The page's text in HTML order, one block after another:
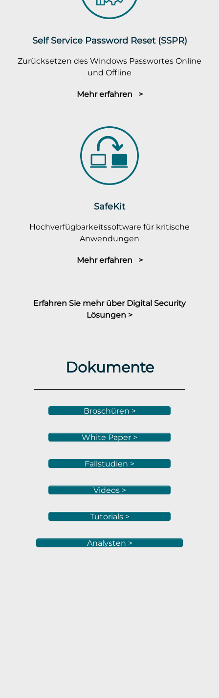
Self Service Password Reset (SSPR)
Zurücksetzen des Windows Passwortes Online
und Offline
Mehr erfahren >
SafeKit
Hochverfügbarkeitssoftware für kritische
Anwendungen
Mehr erfahren >
Erfahren Sie mehr über Digital Security
Lösungen >
Dokumente
Broschüren >
White Paper >
Fallstudien >
Videos >
Tutorials >
Analysten >